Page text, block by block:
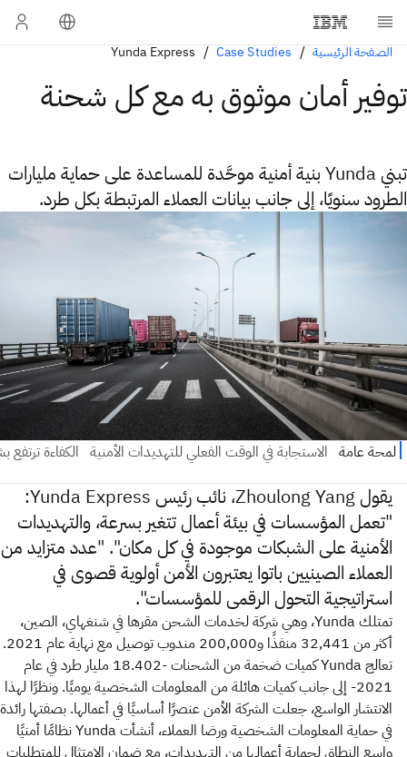
الصفحة الرئيسية Case Studies
Yunda Express
توفير أمان موثوق به مع كل شحنة
تبني Yunda بنية أمنية موحَّدة للمساعدة على حماية مليارات
الطرود سنويًا، إلى جانب بيانات العملاء المرتبطة بكل طرد.
يقول Zhoulong Yang، نائب رئيس Yunda Express:
"تعمل المؤسسات في بيئة أعمال تتغير بسرعة، والتهديدات
الأمنية على الشبكات موجودة في كل مكان". "عدد متزايد من
العملاء الصينيين باتوا يعتبرون الأمن أولوية قصوى في
استراتيجية التحول الرقمي للمؤسسات".
تمتلك Yunda، وهي شركة لخدمات الشحن مقرها في شنغهاي، الصين،
أكثر من 32,441 منفذًا و200,000 مندوب توصيل مع نهاية عام 2021.
تعالج Yunda كميات ضخمة من الشحنات -18.402 مليار طرد في عام
2021- إلى جانب كميات هائلة من المعلومات الشخصية يوميًا. ونظرًا لهذا
الانتشار الواسع، جعلت الشركة الأمن عنصرًا أساسيًا في أعمالها. بصفتها رائدة
في حماية المعلومات الشخصية ورضا العملاء، أنشأت Yunda نظامًا أمنيًا
واسع النطاق لحماية أعمالها من التهديدات، مع ضمان الامتثال للمتطلبات